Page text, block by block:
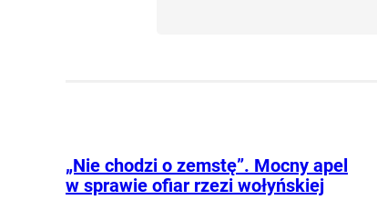
„Nie chodzi o zemstę”. Mocny apel
w sprawie ofiar rzezi wołyńskiej